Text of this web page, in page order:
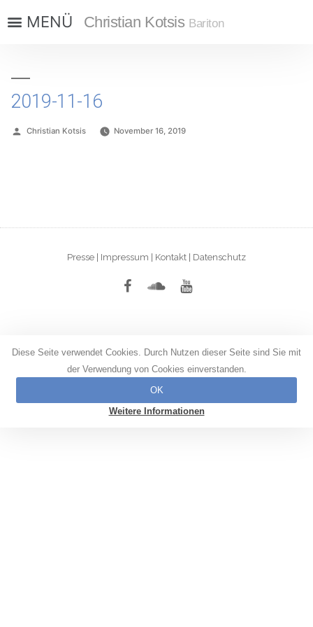
Christian Kotsis Bariton
2019-11-16
Christian Kotsis November 16, 2019
Presse | Impressum | Kontakt | Datenschutz
Diese Seite verwendet Cookies. Durch Nutzen dieser Seite sind Sie mit
der Verwendung von Cookies einverstanden.
OK
Weitere Informationen